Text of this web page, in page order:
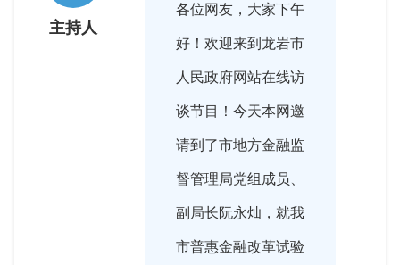
主持人
各位网友，大家下午
好！欢迎来到龙岩市
人民政府网站在线访
谈节目！今天本网邀
请到了市地方金融监
督管理局党组成员、
副局长阮永灿，就我
市普惠金融改革试验